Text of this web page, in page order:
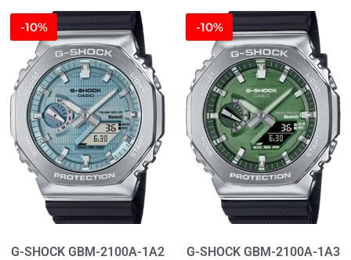
-10%
G-SHOCK GBM-2100A-1A2
-10%
G-SHOCK GBM-2100A-1A3